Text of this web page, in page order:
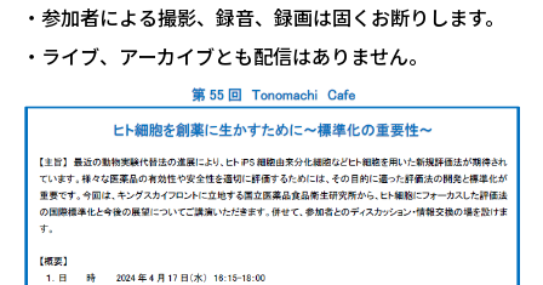
・参加者による撮影、録音、録画は固くお断りします。
・ライブ、アーカイブとも配信はありません。